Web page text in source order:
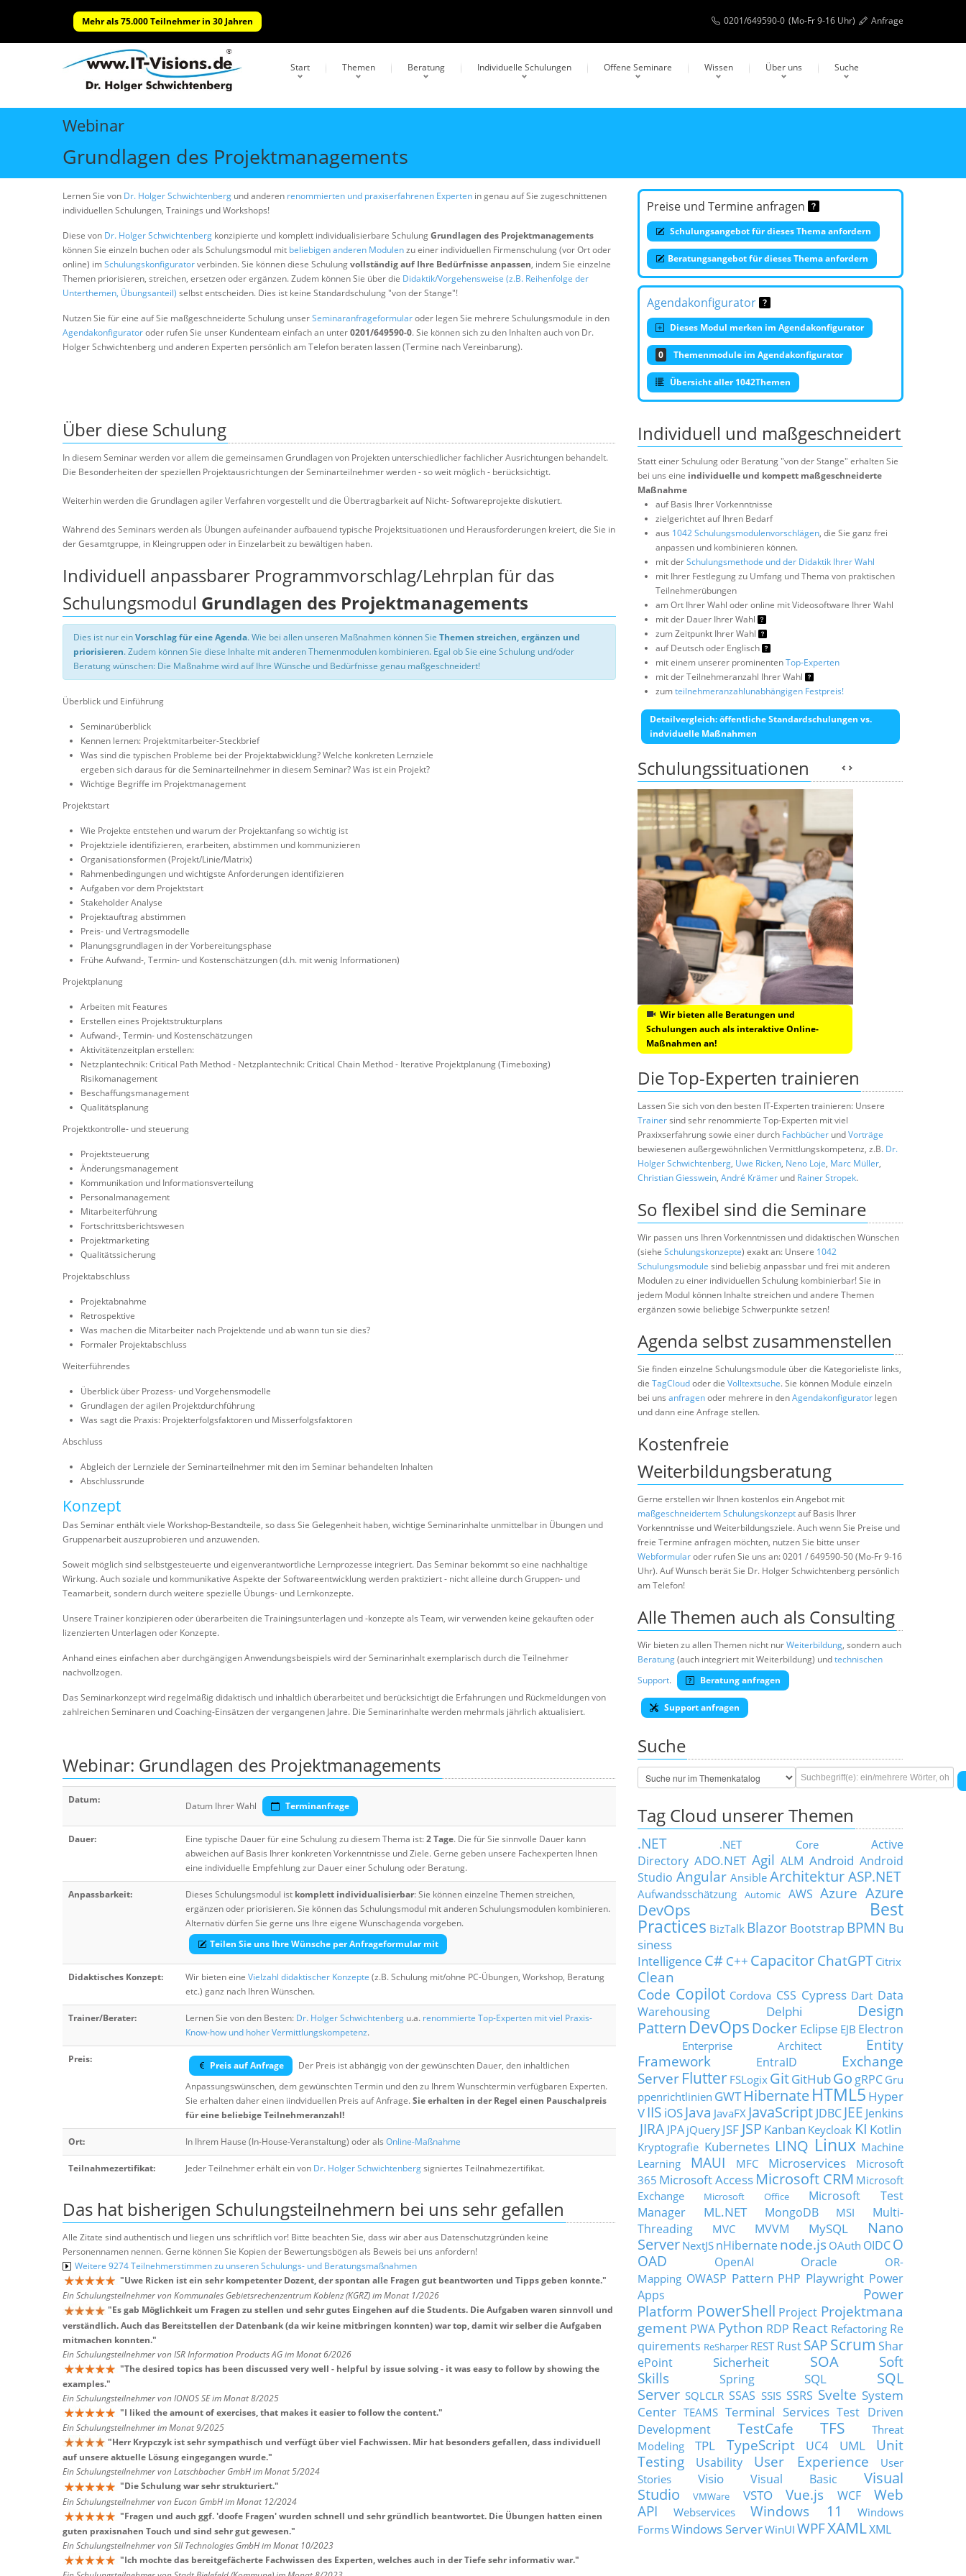
Mehr als 75.000 Teilnehmer in 30 Jahren 0201/649590-0 (Mo-Fr 9-16 Uhr) Anfrage
Start Themen Beratung Individuelle Schulungen Offene Seminare Wissen Über uns Suche
Webinar
Grundlagen des Projektmanagements
Lernen Sie von Dr. Holger Schwichtenberg und anderen renommierten und praxiserfahrenen Experten in genau auf Sie zugeschnittenen
individuellen Schulungen, Trainings und Workshops!
Diese von Dr. Holger Schwichtenberg konzipierte und komplett individualisierbare SchulungGrundlagen des Projektmanagements
können Sie einzeln buchen oder als Schulungsmodul mit beliebigen anderen Modulenzu einer individuellen Firmenschulung (vor Ort oder
online) imSchulungskonfiguratorverbinden. Sie können diese Schulungvollständig auf Ihre Bedürfnisse anpassen, indem Sie einzelne
Themen priorisieren, streichen, ersetzen oder ergänzen. Zudem können Sie über die Didaktik/Vorgehensweise (z.B. Reihenfolge der
Unterthemen, Übungsanteil) selbst entscheiden. Dies ist keine Standardschulung "von der Stange"!
Nutzen Sie für eine auf Sie maßgeschneiderte Schulung unserSeminaranfrageformularoder legen Sie mehrere Schulungsmodule in den
Agendakonfiguratoroder rufen Sie unser Kundenteam einfach an unter0201/649590-0. Sie können sich zu den Inhalten auch von Dr.
Holger Schwichtenberg und anderen Experten persönlich am Telefon beraten lassen (Termine nach Vereinbarung).
Preise und Termine anfragen
Schulungsangebot für dieses Thema anfordern
Beratungsangebot für dieses Thema anfordern
Agendakonfigurator
Dieses Modul merken im Agendakonfigurator
0 Themenmodule im Agendakonfigurator
Übersicht aller 1042Themen
Über diese Schulung
In diesem Seminar werden vor allem die gemeinsamen Grundlagen von Projekten unterschiedlicher fachlicher Ausrichtungen behandelt.
Die Besonderheiten der speziellen Projektausrichtungen der Seminarteilnehmer werden - so weit möglich - berücksichtigt.
Weiterhin werden die Grundlagen agiler Verfahren vorgestellt und die Übertragbarkeit auf Nicht- Softwareprojekte diskutiert.
Während des Seminars werden als Übungen aufeinander aufbauend typische Projektsituationen und Herausforderungen kreiert, die Sie in
der Gesamtgruppe, in Kleingruppen oder in Einzelarbeit zu bewältigen haben.
Individuell anpassbarer Programmvorschlag/Lehrplan für das
Schulungsmodul Grundlagen des Projektmanagements
Dies ist nur einVorschlag für eine Agenda. Wie bei allen unseren Maßnahmen können Sie Themen streichen, ergänzen und
priorisieren. Zudem können Sie diese Inhalte mit anderen Themenmodulen kombinieren. Egal ob Sie eine Schulung und/oder
Beratung wünschen: Die Maßnahme wird auf Ihre Wünsche und Bedürfnisse genau maßgeschneidert!
Überblick und Einführung
Seminarüberblick
Kennen lernen: Projektmitarbeiter-Steckbrief
Was sind die typischen Probleme bei der Projektabwicklung? Welche konkreten Lernziele
ergeben sich daraus für die Seminarteilnehmer in diesem Seminar? Was ist ein Projekt?
Wichtige Begriffe im Projektmanagement
Projektstart
Wie Projekte entstehen und warum der Projektanfang so wichtig ist
Projektziele identifizieren, erarbeiten, abstimmen und kommunizieren
Organisationsformen (Projekt/Linie/Matrix)
Rahmenbedingungen und wichtigste Anforderungen identifizieren
Aufgaben vor dem Projektstart
Stakeholder Analyse
Projektauftrag abstimmen
Preis- und Vertragsmodelle
Planungsgrundlagen in der Vorbereitungsphase
Frühe Aufwand-, Termin- und Kostenschätzungen (d.h. mit wenig Informationen)
Projektplanung
Arbeiten mit Features
Erstellen eines Projektstrukturplans
Aufwand-, Termin- und Kostenschätzungen
Aktivitätenzeitplan erstellen:
Netzplantechnik: Critical Path Method - Netzplantechnik: Critical Chain Method - Iterative Projektplanung (Timeboxing)
Risikomanagement
Beschaffungsmanagement
Qualitätsplanung
Projektkontrolle- und steuerung
Projektsteuerung
Änderungsmanagement
Kommunikation und Informationsverteilung
Personalmanagement
Mitarbeiterführung
Fortschrittsberichtswesen
Projektmarketing
Qualitätssicherung
Projektabschluss
Projektabnahme
Retrospektive
Was machen die Mitarbeiter nach Projektende und ab wann tun sie dies?
Formaler Projektabschluss
Weiterführendes
Überblick über Prozess- und Vorgehensmodelle
Grundlagen der agilen Projektdurchführung
Was sagt die Praxis: Projekterfolgsfaktoren und Misserfolgsfaktoren
Abschluss
Abgleich der Lernziele der Seminarteilnehmer mit den im Seminar behandelten Inhalten
Abschlussrunde
Konzept
Das Seminar enthält viele Workshop-Bestandteile, so dass Sie Gelegenheit haben, wichtige Seminarinhalte unmittelbar in Übungen und
Gruppenarbeit auszuprobieren und anzuwenden.
Soweit möglich sind selbstgesteuerte und eigenverantwortliche Lernprozesse integriert. Das Seminar bekommt so eine nachhaltige
Wirkung. Auch soziale und kommunikative Aspekte der Softwareentwicklung werden praktiziert - nicht alleine durch Gruppen- und
Teamarbeit, sondern durch weitere spezielle Übungs- und Lernkonzepte.
Unsere Trainer konzipieren oder überarbeiten die Trainingsunterlagen und -konzepte als Team, wir verwenden keine gekauften oder
lizenzierten Unterlagen oder Konzepte.
Anhand eines einfachen aber durchgängigen Anwendungsbeispiels wird der Seminarinhalt exemplarisch durch die Teilnehmer
nachvollzogen.
Das Seminarkonzept wird regelmäßig didaktisch und inhaltlich überarbeitet und berücksichtigt die Erfahrungen und Rückmeldungen von
zahlreichen Seminaren und Coaching-Einsätzen der vergangenen Jahre. Die Seminarinhalte werden mehrmals jährlich aktualisiert.
Webinar: Grundlagen des Projektmanagements
Datum:
Datum Ihrer Wahl Terminanfrage
Dauer: Eine typische Dauer für eine Schulung zu diesem Thema ist:2 Tage. Die für Sie sinnvolle Dauer kann
abweichen auf Basis Ihrer konkreten Vorkenntnisse und Ziele. Gerne geben unsere Fachexperten Ihnen
eine individuelle Empfehlung zur Dauer einer Schulung oder Beratung.
Anpassbarkeit: Dieses Schulungsmodul ist komplett individualisierbar: Sie können einzelne Themen streichen,
ergänzen oder priorisieren. Sie können das Schulungsmodul mit anderen Schulungsmodulen kombinieren.
Alternativ dürfen Sie gerne uns Ihre eigene Wunschagenda vorgeben.
Teilen Sie uns Ihre Wünsche per Anfrageformular mit
Didaktisches Konzept: Wir bieten eine Vielzahl didaktischer Konzepte (z.B. Schulung mit/ohne PC-Übungen, Workshop, Beratung
etc.) ganz nach Ihren Wünschen.
Trainer/Berater: Lernen Sie von den Besten: Dr. Holger Schwichtenberg u.a. renommierte Top-Experten mit viel Praxis-
Know-how und hoher Vermittlungskompetenz.
Preis:
Preis auf Anfrage
Der Preis ist abhängig von der gewünschten Dauer, den inhaltlichen
Anpassungswünschen, dem gewünschten Termin und den zu Ihrem Wunschtermin verfügbaren Experten.
Sie erhalten daher einen iindviduellen Preis auf Anfrage.Sie erhalten in der Regel einen Pauschalpreis
für eine beliebige Teilnehmeranzahl!
Ort: In Ihrem Hause (In-House-Veranstaltung) oder als Online-Maßnahme
Teilnahmezertifikat: Jeder Teilnehmer erhält ein von Dr. Holger Schwichtenbergsigniertes Teilnahmezertifikat.
Das hat bisherigen Schulungsteilnehmern bei uns sehr gefallen
Alle Zitate sind authentisch und liegen uns schriftlich vor! Bitte beachten Sie, dass wir aber aus Datenschutzgründen keine
Personennamen nennen. Gerne können Sie Kopien der Bewertungsbögen als Beweis bei uns anfordern!
Weitere 9274 Teilnehmerstimmen zu unseren Schulungs- und Beratungsmaßnahmen
"Uwe Ricken ist ein sehr kompetenter Dozent, der spontan alle Fragen gut beantworten und Tipps geben konnte."
Ein Schulungsteilnehmer von Kommunales Gebietsrechenzentrum Koblenz (KGRZ) im Monat 1/2026
"Es gab Möglichkeit um Fragen zu stellen und sehr gutes Eingehen auf die Students. Die Aufgaben waren sinnvoll und
verständlich. Auch das Bereitstellen der Datenbank (da wir keine mitbringen konnten) war top, damit wir selber die Aufgaben
mitmachen konnten."
Ein Schulungsteilnehmer von ISR Information Products AG im Monat 6/2026
"The desired topics has been discussed very well - helpful by issue solving - it was easy to follow by showing the
examples."
Ein Schulungsteilnehmer von IONOS SE im Monat 8/2025
"I liked the amount of exercises, that makes it easier to follow the content."
Ein Schulungsteilnehmer im Monat 9/2025
"Herr Krypczyk ist sehr sympathisch und verfügt über viel Fachwissen. Mir hat besonders gefallen, dass individuell
auf unsere aktuelle Lösung eingegangen wurde."
Ein Schulungsteilnehmer von Latschbacher GmbH im Monat 5/2024
"Die Schulung war sehr strukturiert."
Ein Schulungsteilnehmer von Eucon GmbH im Monat 12/2024
"Fragen und auch ggf. 'doofe Fragen' wurden schnell und sehr gründlich beantwortet. Die Übungen hatten einen
guten praxisnahen Touch und sind sehr gut gewesen."
Ein Schulungsteilnehmer von SII Technologies GmbH im Monat 10/2023
"Ich mochte das bereitgefächerte Fachwissen des Experten, welches auch in der Tiefe sehr informativ war."
Individuell und maßgeschneidert
Statt einer Schulung oder Beratung "von der Stange" erhalten Sie
bei uns eine individuelle und kompett maßgeschneiderte
Maßnahme
auf Basis Ihrer Vorkenntnisse
zielgerichtet auf Ihren Bedarf
aus 1042 Schulungsmodulenvorschlägen, die Sie ganz frei
anpassen und kombinieren können.
mit derSchulungsmethode und der Didaktik Ihrer Wahl
mit Ihrer Festlegung zu Umfang und Thema von praktischen
Teilnehmerübungen
am Ort Ihrer Wahl oder online mit Videosoftware Ihrer Wahl
mit der Dauer Ihrer Wahl
zum Zeitpunkt Ihrer Wahl
auf Deutsch oder Englisch
mit einem unserer prominentenTop-Experten
mit der Teilnehmeranzahl Ihrer Wahl
zumteilnehmeranzahlunabhängigen Festpreis!
Detailvergleich: öffentliche Standardschulungen vs.
indviduelle Maßnahmen
Schulungssituationen
Wir bieten alle Beratungen und
Schulungen auch als interaktive Online-
Maßnahmen an!
Die Top-Experten trainieren
Lassen Sie sich von den besten IT-Experten trainieren: Unsere
Trainersind sehr renommierte Top-Experten mit viel
Praxixserfahrung sowie einer durch Fachbücher undVorträge
bewiesenen außergewöhnlichen Vermittlungskompetenz, z.B. Dr.
Holger Schwichtenberg, Uwe Ricken, Neno Loje, Marc Müller,
Christian Giesswein, André Krämer und Rainer Stropek.
So flexibel sind die Seminare
Wir passen uns Ihren Vorkenntnissen und didaktischen Wünschen
(siehe Schulungskonzepte) exakt an: Unsere 1042
Schulungsmodule sind beliebig anpassbar und frei mit anderen
Modulen zu einer individuellen Schulung kombinierbar! Sie in
jedem Modul können Inhalte streichen und andere Themen
ergänzen sowie beliebige Schwerpunkte setzen!
Agenda selbst zusammenstellen
Sie finden einzelne Schulungsmodule über die Kategorieliste links,
die TagCloudoder die Volltextsuche. Sie können Module einzeln
bei uns anfragenoder mehrere in denAgendakonfigurator legen
und dann eine Anfrage stellen.
Kostenfreie
Weiterbildungsberatung
Gerne erstellen wir Ihnen kostenlos ein Angebot mit
maßgeschneidertem Schulungskonzeptauf Basis Ihrer
Vorkenntnisse und Weiterbildungsziele. Auch wenn Sie Preise und
freie Termine anfragen möchten, nutzen Sie bitte unser
Webformularoder rufen Sie uns an: 0201 / 649590-50 (Mo-Fr 9-16
Uhr). Auf Wunsch berät Sie Dr. Holger Schwichtenberg persönlich
am Telefon!
Alle Themen auch als Consulting
Wir bieten zu allen Themen nicht nurWeiterbildung, sondern auch
Beratung(auch integriert mit Weiterbildung) undtechnischen
Support. Beratung anfragen
Support anfragen
Suche
Tag Cloud unserer Themen
.NET .NET Core
Active
Directory ADO.NET Agil ALM Android Android
Studio Angular Ansible Architektur ASP.NET
Aufwandsschätzung Automic AWS Azure Azure
DevOps
Best
Practices BizTalk Blazor Bootstrap BPMN Bu
siness
Intelligence C# C++ Capacitor ChatGPT Citrix
Clean
Code Copilot Cordova CSS Cypress Dart Data
Warehousing
Delphi
Design
Pattern DevOps Docker Eclipse EJB Electron
Enterprise Architect
Entity
Framework
EntraID
Exchange
Server Flutter FSLogix GitGitHubGo gRPC Gru
ppenrichtlinien GWT HibernateHTML5 Hyper
VIIS iOSJava JavaFX JavaScript JDBC JEE Jenkins
JIRA JPA jQuery JSF JSP Kanban Keycloak KI Kotlin
Kryptografie Kubernetes LINQ Linux Machine
Learning
MAUI MFC Microservices
Microsoft
365 Microsoft Access Microsoft CRM Microsoft
Exchange
Microsoft Office
Microsoft Test
Manager
ML.NET MongoDB MSI
Multi-
Threading
MVC MVVM MySQL
Nano
Server NextJS nHibernatenode.js OAuth OIDCO
OAD
OpenAI Oracle
OR-
Mapping OWASP Pattern PHP Playwright Power
Apps
Power
Platform PowerShell Project Projektmana
gement PWA Python RDP React Refactoring Re
quirements ReSharper REST Rust SAP Scrum Shar
ePoint
Sicherheit SOA
Soft
Skills
Spring SQL
SQL
Server SQLCLR SSAS SSIS SSRS Svelte System
Center TEAMS Terminal Services Test Driven
Development
TestCafe TFS
Threat
Modeling
TPL TypeScript UC4 UML
Unit
Testing
Usability User Experience
User
Stories
Visio Visual Basic
Visual
Studio
VMWare VSTO Vue.js WCF
Web
API
Webservices Windows 11
Windows
FormsWindows ServerWinUI WPFXAMLXML